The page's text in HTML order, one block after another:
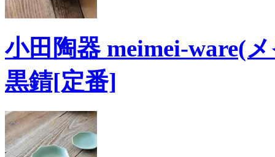
小田陶器 meimei-ware(
黒錆[定番]